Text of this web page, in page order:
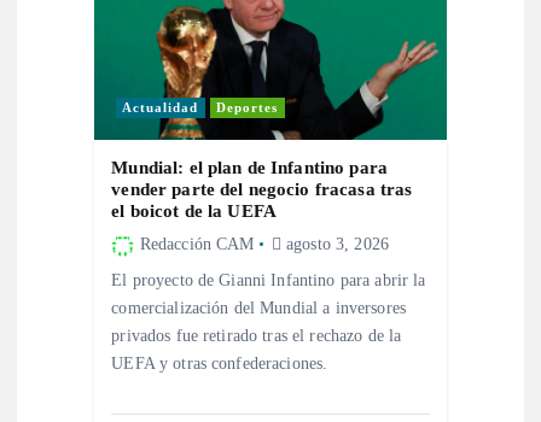
Actualidad Deportes
Mundial: el plan de Infantino para
vender parte del negocio fracasa tras
el boicot de la UEFA
Redacción CAM agosto 3, 2026
El proyecto de Gianni Infantino para abrir la
comercialización del Mundial a inversores
privados fue retirado tras el rechazo de la
UEFA y otras confederaciones.